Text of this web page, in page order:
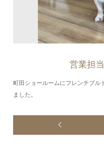
営業担
町田ショールームにフレンチブ
ました。